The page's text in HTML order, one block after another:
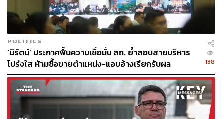
ประเมินต่างๆ แล้ว
โดยที่เรารับฟังข้อมูลมา และดูปัญหาทั้งหลายทั้งปวงจากต่าง
ประเทศด้วย เราก็จะรู้ความจำเป็นว่าขณะนี้จะต้องปิดการ
POLITICS
‘นิรัตน์’ ประกาศฟื้นความเชื่อมั่น สถ. ย้ำสอบสายบริหาร
โปร่งใส ห้ามซื้อขายตำแหน่ง-แอบอ้างเรียกรับผล
ประโยชน์
138